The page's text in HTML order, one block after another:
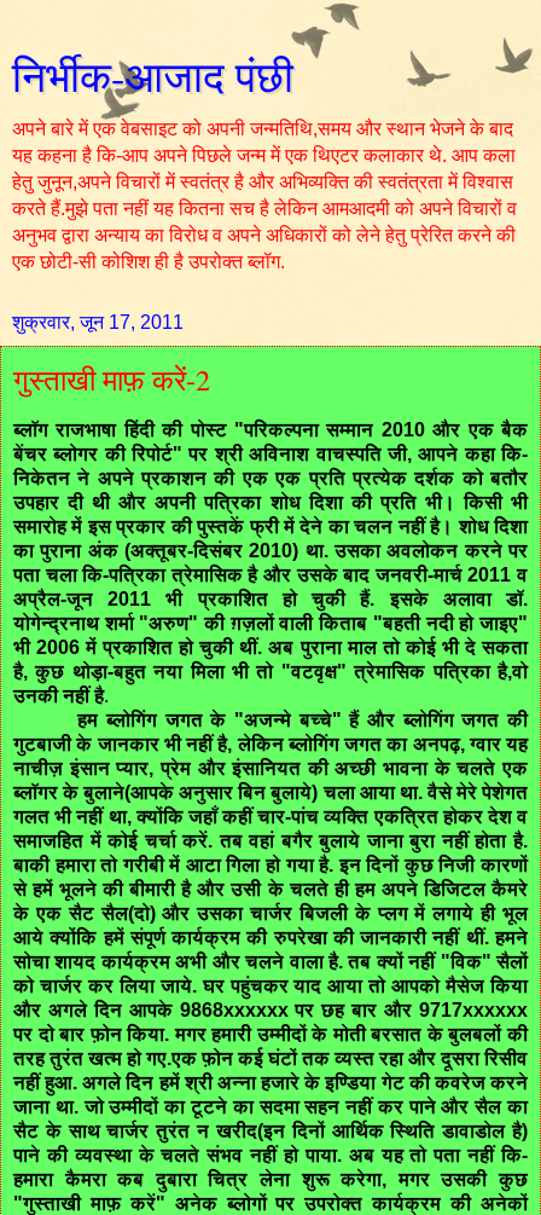
निर्भीक-आजाद पंछी
अपने बारे में एक वेबसाइट को अपनी जन्मतिथि,समय और स्थान भेजने के बाद
यह कहना है कि-आप अपने पिछले जन्म में एक थिएटर कलाकार थे. आप कला
हेतु जुनून,अपने विचारों में स्वतंत्र है और अभिव्यक्ति की स्वतंत्रता में विश्वास
करते हैं.मुझे पता नहीं यह कितना सच है लेकिन आमआदमी को अपने विचारों व
अनुभव द्वारा अन्याय का विरोध व अपने अधिकारों को लेने हेतु प्रेरित करने की
एक छोटी-सी कोशिश ही है उपरोक्त ब्लॉग.
शुक्रवार, जून 17, 2011
गुस्ताखी माफ़ करें-2
ब्लॉग राजभाषा हिंदी की पोस्ट "परिकल्पना सम्मान 2010 और एक बैक
बेंचर ब्लोगर की रिपोर्ट" पर श्री अविनाश वाचस्पति जी, आपने कहा कि-
निकेतन ने अपने प्रकाशन की एक एक प्रति प्रत्‍येक दर्शक को बतौर
उपहार दी थी और अपनी पत्रिका शोध दिशा की प्रति भी। किसी भी
समारोह में इस प्रकार की पुस्‍तकें फ्री में देने का चलन नहीं है। शोध दिशा
का पुराना अंक (अक्तूबर-दिसंबर 2010) था. उसका अवलोकन करने पर
पता चला कि-पत्रिका त्रेमासिक है और उसके बाद जनवरी-मार्च 2011 व
अप्रैल-जून 2011 भी प्रकाशित हो चुकी हैं. इसके अलावा डॉ.
योगेन्द्रनाथ शर्मा "अरुण" की ग़ज़लों वाली किताब "बहती नदी हो जाइए"
भी 2006 में प्रकाशित हो चुकी थीं. अब पुराना माल तो कोई भी दे सकता
है, कुछ थोड़ा-बहुत नया मिला भी तो "वटवृक्ष" त्रेमासिक पत्रिका है,वो
उनकी नहीं है.
हम ब्लोगिंग जगत के "अजन्मे बच्चे" हैं और ब्लोगिंग जगत की
गुटबाजी के जानकार भी नहीं है, लेकिन ब्लोगिंग जगत का अनपढ़, ग्वार यह
नाचीज़ इंसान प्यार, प्रेम और इंसानियत की अच्छी भावना के चलते एक
ब्लॉगर के बुलाने(आपके अनुसार बिन बुलाये) चला आया था. वैसे मेरे पेशेगत
गलत भी नहीं था, क्योंकि जहाँ कहीं चार-पांच व्यक्ति एकत्रित होकर देश व
समाजहित में कोई चर्चा करें. तब वहां बगैर बुलाये जाना बुरा नहीं होता है.
बाकी हमारा तो गरीबी में आटा गिला हो गया है. इन दिनों कुछ निजी कारणों
से हमें भूलने की बीमारी है और उसी के चलते ही हम अपने डिजिटल कैमरे
के एक सैट सैल(दो) और उसका चार्जर बिजली के प्लग में लगाये ही भूल
आये क्योंकि हमें संपूर्ण कार्यक्रम की रुपरेखा की जानकारी नहीं थीं. हमने
सोचा शायद कार्यक्रम अभी और चलने वाला है. तब क्यों नहीं "विक" सैलों
को चार्जर कर लिया जाये. घर पहुंचकर याद आया तो आपको मैसेज किया
और अगले दिन आपके 9868xxxxxx पर छह बार और 9717xxxxxx
पर दो बार फ़ोन किया. मगर हमारी उम्मीदों के मोती बरसात के बुलबलों की
तरह तुरंत खत्म हो गए.एक फ़ोन कई घंटों तक व्यस्त रहा और दूसरा रिसीव
नहीं हुआ. अगले दिन हमें श्री अन्ना हजारे के इण्डिया गेट की कवरेज करने
जाना था. जो उम्मीदों का टूटने का सदमा सहन नहीं कर पाने और सैल का
सैट के साथ चार्जर तुरंत न खरीद(इन दिनों आर्थिक स्थिति डावाडोल है)
पाने की व्यवस्था के चलते संभव नहीं हो पाया. अब यह तो पता नहीं कि-
हमारा कैमरा कब दुबारा चित्र लेना शुरू करेगा, मगर उसकी कुछ
"गुस्ताखी माफ़ करें" अनेक ब्लोगों पर उपरोक्त कार्यक्रम की अनेकों